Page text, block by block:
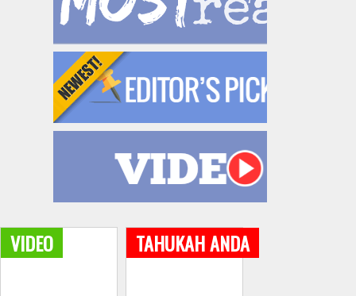
VIDEO TAHUKAH ANDA